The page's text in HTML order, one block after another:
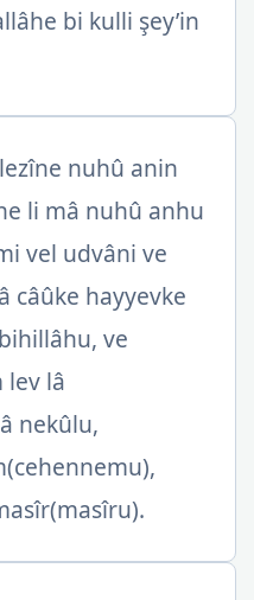
bi kulli şey’in
nuhû anin
li mâ nuhû anhu
vel udvâni ve
câûke hayyevke
ve
lev lâ
nekûlu,